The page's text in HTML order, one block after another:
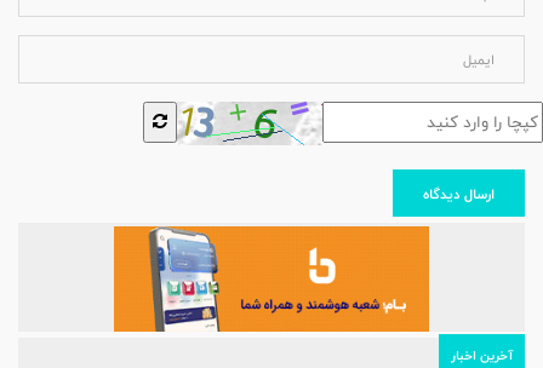
ارسال دیدگاه
آخرین اخبار